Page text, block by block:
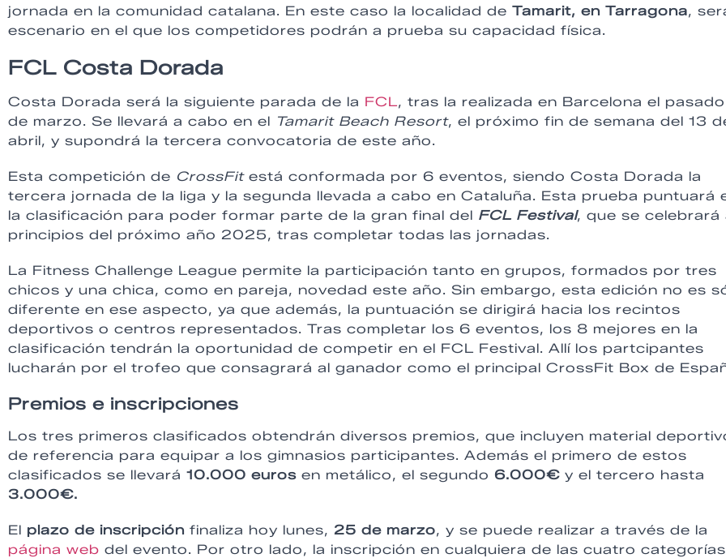
jornada en la comunidad catalana. En este caso la localidad de Tamarit, en Tarragona,
escenario en el que los competidores podrán a prueba su capacidad física.
FCL Costa Dorada
Costa Dorada será la siguiente parada de la FCL, tras la realizada en Barcelona el
de marzo. Se llevará a cabo en el Tamarit Beach Resort, el próximo fin de semana del 13
abril, y supondrá la tercera convocatoria de este año.
Esta competición de CrossFitestá conformada por 6 eventos, siendo Costa Dorada la
tercera jornada de la liga y la segunda llevada a cabo en Cataluña. Esta prueba puntuará
la clasificación para poder formar parte de la gran final del FCL Festival, que se celebrará
principios del próximo año 2025, tras completar todas las jornadas.
La Fitness Challenge League permite la participación tanto en grupos, formados por tres
chicos y una chica, como en pareja, novedad este año. Sin embargo, esta edición no es
diferente en ese aspecto, ya que además, la puntuación se dirigirá hacia los recintos
deportivos o centros representados. Tras completar los 6 eventos, los 8 mejores en la
clasificación tendrán la oportunidad de competir en el FCL Festival. Allí los partcipantes
lucharán por el trofeo que consagrará al ganador como el principal CrossFit Box de
Premios e inscripciones
Los tres primeros clasificados obtendrán diversos premios, que incluyen material
de referencia para equipar a los gimnasios participantes. Además el primero de estos
clasificados se llevará 10.000 euros en metálico, el segundo 6.000€ y el tercero hasta
3.000€.
El plazo de inscripción finaliza hoy lunes, 25 de marzo, y se puede realizar a través de la
página web del evento. Por otro lado, la inscripción en cualquiera de las cuatro categorías